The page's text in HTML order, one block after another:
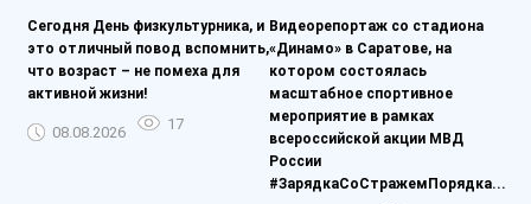
Сегодня День физкультурника, и
это отличный повод вспомнить,
что возраст – не помеха для
активной жизни!
08.08.2026 17
️Видеорепортаж со стадиона
«Динамо» в Саратове, на
котором состоялась
масштабное спортивное
мероприятие в рамках
всероссийской акции МВД
России
#ЗарядкаСоСтражемПорядка...